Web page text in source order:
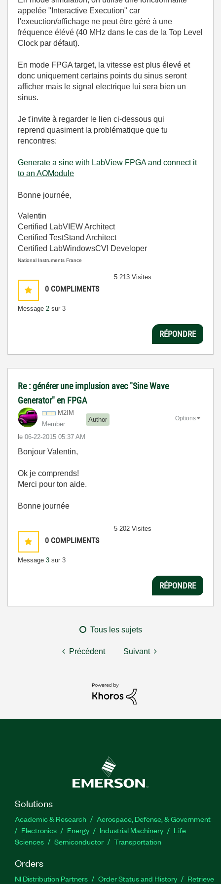
appelée "Interactive Execution" car
l'exeuction/affichage ne peut être géré à une
fréquence élévé (40 MHz dans le cas de la Top Level
Clock par défaut).
En mode FPGA target, la vitesse est plus élevé et
donc uniquement certains points du sinus seront
afficher mais le signal electrique lui sera bien un
sinus.
Je t'invite à regarder le lien ci-dessous qui
reprend quasiment la problématique que tu
rencontres:
Generate a sine with LabView FPGA and connect it
to an AOModule
Bonne journée,
Valentin
Certified LabVIEW Architect
Certified TestStand Architect
Certified LabWindowsCVI Developer
National Instruments France
0 COMPLIMENTS
Message 2 sur 3
5 213 Visites
RÉPONDRE
Re : générer une implusion avec "Sine Wave
Generator" en FPGA
M2IM
Member
Author
le ‎06-22-2015 05:37 AM
Options
Bonjour Valentin,
Ok je comprends!
Merci pour ton aide.
Bonne journée
0 COMPLIMENTS
Message 3 sur 3
5 202 Visites
RÉPONDRE
Tous les sujets
Précédent Suivant
Solutions
Academic & Research
Aerospace, Defense, & Government
Electronics
Energy Industrial Machinery
Life
Sciences
Semiconductor Transportation
Orders
NI Distribution Partners Order Status and History
Retrieve